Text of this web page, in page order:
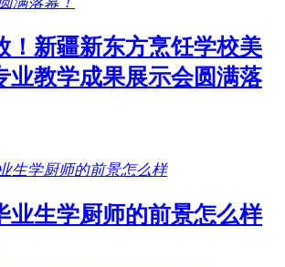
！新疆新东方烹饪学校美
业教学成果展示会圆满落
业生学厨师的前景怎么样